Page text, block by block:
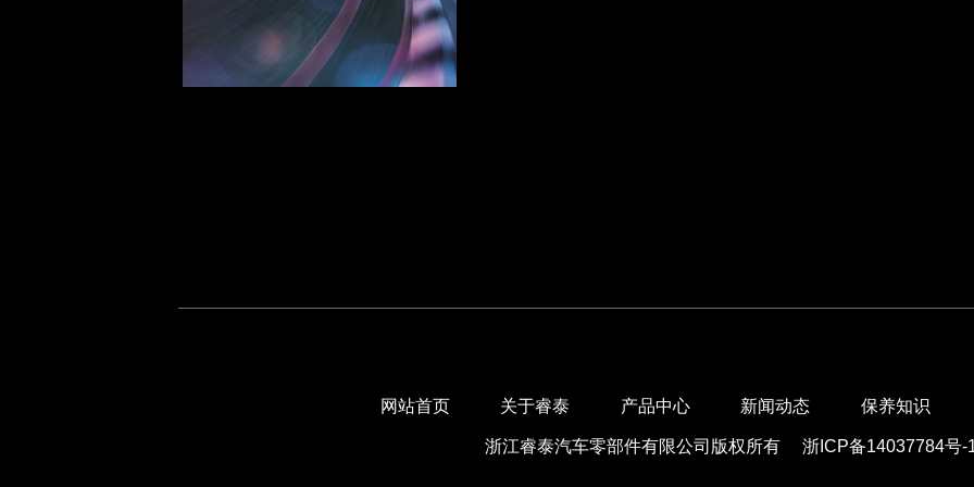
江淮系列
吉普系列
网站首页 关于睿泰 产品中心 新闻动态 保养知识
浙江睿泰汽车零部件有限公司版权所有 浙ICP备14037784号-